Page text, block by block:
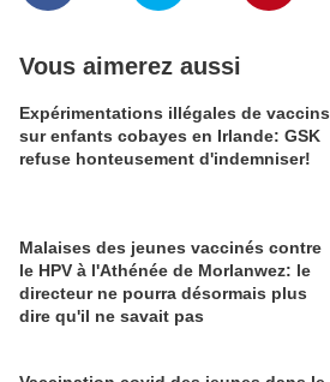
Vous aimerez aussi
Expérimentations illégales de vaccins
sur enfants cobayes en Irlande: GSK
refuse honteusement d'indemniser!
Malaises des jeunes vaccinés contre
le HPV à l'Athénée de Morlanwez: le
directeur ne pourra désormais plus
dire qu'il ne savait pas